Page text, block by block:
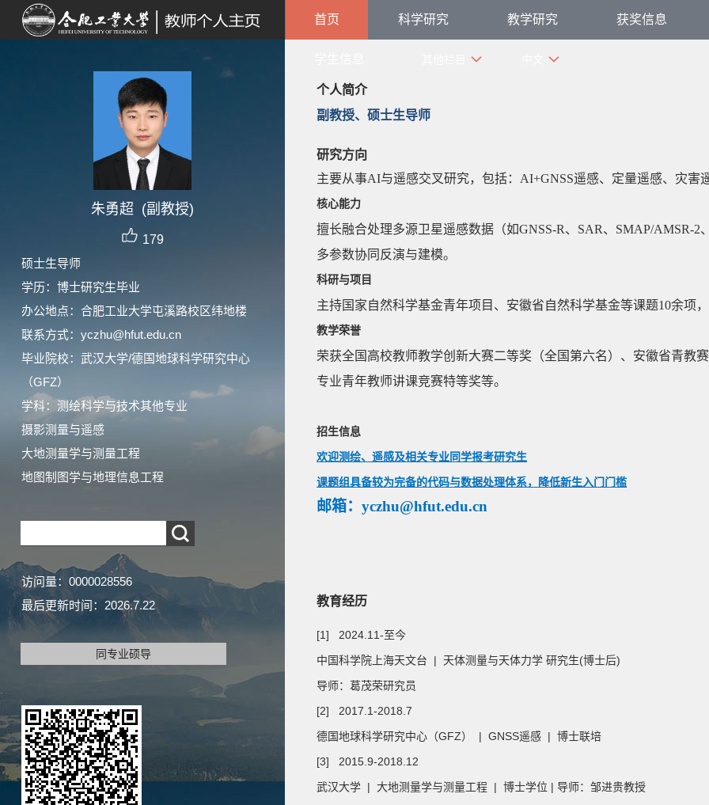
朱勇超 (副教授)
179
硕士生导师
学历：博士研究生毕业
办公地点：合肥工业大学屯溪路校区纬地楼
联系方式：yczhu@hfut.edu.cn
毕业院校：武汉大学/德国地球科学研究中心
（GFZ）
学科：测绘科学与技术其他专业
摄影测量与遥感
大地测量学与测量工程
地图制图学与地理信息工程
访问量： 0000028556
最后更新时间： 2026.7.22
同专业硕导
首页 科学研究 教学研究 获奖信息
个人简介
副教授、硕士生导师
研究方向
主要从事AI与遥感交叉研究，包括：AI+GNSS遥感、定量遥感、灾害
核心能力
擅长融合处理多源卫星遥感数据（如GNSS-R、SAR、SMAP/AMSR-2
多参数协同反演与建模。
科研与项目
主持国家自然科学基金青年项目、安徽省自然科学基金等课题10余项
教学荣誉
荣获全国高校教师教学创新大赛二等奖（全国第六名）、安徽省青教
专业青年教师讲课竞赛特等奖等。
招生信息
欢迎测绘、遥感及相关专业同学报考研究生
课题组具备较为完备的代码与数据处理体系，降低新生入门门槛
邮箱：yczhu@hfut.edu.cn
教育经历
[1] 2024.11-至今
中国科学院上海天文台 | 天体测量与天体力学 研究生(博士后)
导师：葛茂荣研究员
[2] 2017.1-2018.7
德国地球科学研究中心（GFZ） | GNSS遥感 | 博士联培
[3] 2015.9-2018.12
武汉大学 | 大地测量学与测量工程 | 博士学位 | 导师：邹进贵教授